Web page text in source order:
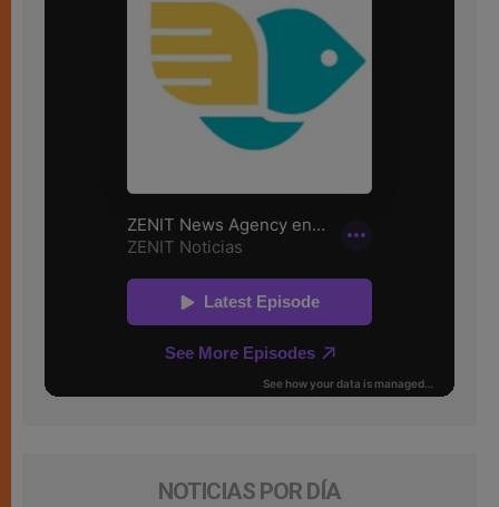
NOTICIAS POR DÍA